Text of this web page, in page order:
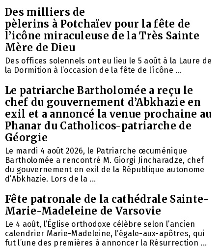
Des milliers de
pèlerins à Potchaïev pour la fête de
l’icône miraculeuse de la Très Sainte
Mère de Dieu
Des offices solennels ont eu lieu le 5 août à la Laure de
la Dormition à l’occasion de la fête de l’icône ...
Le patriarche Bartholomée a reçu le
chef du gouvernement d’Abkhazie en
exil et a annoncé la venue prochaine au
Phanar du Catholicos-patriarche de
Géorgie
Le mardi 4 août 2026, le Patriarche œcuménique
Bartholomée a rencontré M. Giorgi Jincharadze, chef
du gouvernement en exil de la République autonome
d’Abkhazie. Lors de la ...
Fête patronale de la cathédrale Sainte-
Marie-Madeleine de Varsovie
Le 4 août, l’Église orthodoxe célèbre selon l’ancien
calendrier Marie-Madeleine, l’égale-aux-apôtres, qui
fut l’une des premières à annoncer la Résurrection ...